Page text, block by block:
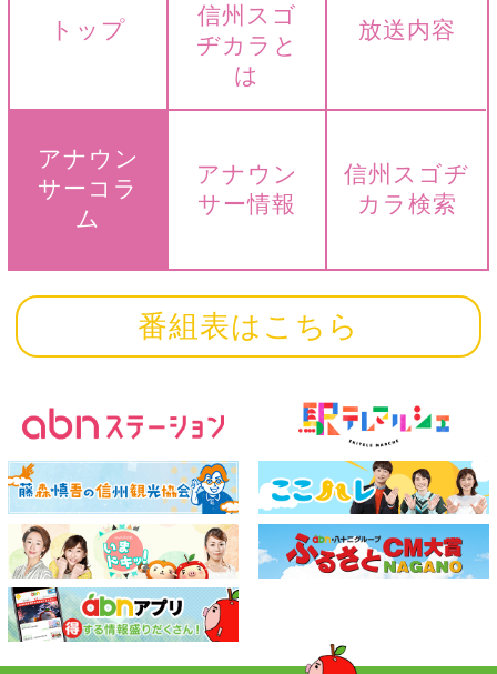
トップ
信州スゴ
ヂカラと
は
放送内容
アナウン
サーコラ
ム
アナウン
サー情報
信州スゴヂ
カラ検索
番組表はこちら